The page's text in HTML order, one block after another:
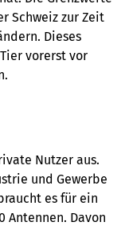
Schweiz zur Zeit
Dieses
vorerst vor
Nutzer aus.
und Gewerbe
es für ein
Antennen. Davon